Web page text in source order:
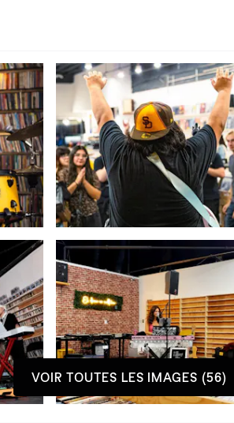
VOIR TOUTES LES IMAGES (56)